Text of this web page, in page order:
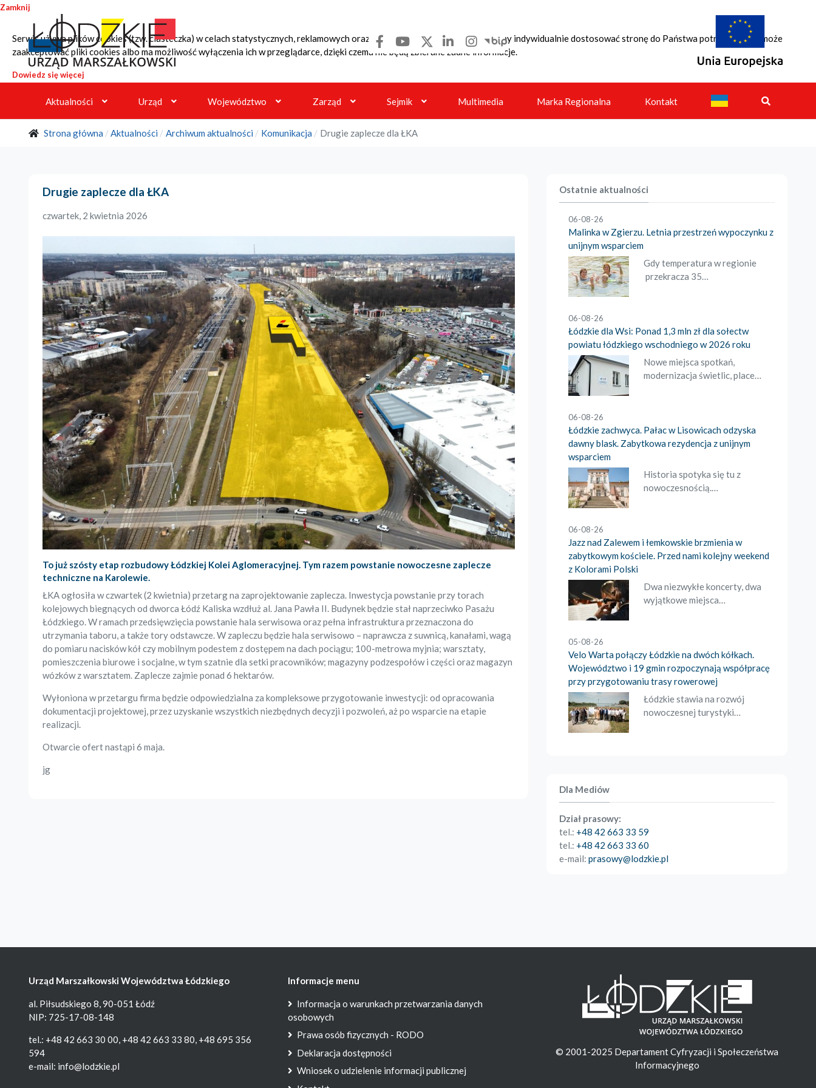
Zamknij
Serwis używa plików cookies (tzw. ciasteczka) w celach statystycznych, reklamowych oraz funkcjonalnych. Dzięki nim możemy indywidualnie dostosować stronę do Państwa potrzeb. Każdy może
zaakceptować pliki cookies albo ma możliwość wyłączenia ich w przeglądarce, dzięki czemu nie będą zbierane żadne informacje.
Dowiedz się więcej
Przejdź do treści
Przejdź do menu głównego
Przejdź do wyszukiwarki
lodzkie.pl
Strona główna
Aktualności Urząd Województwo Zarząd Sejmik Multimedia Marka Regionalna Kontakt
Strona główna Aktualności Archiwum aktualności Komunikacja Drugie zaplecze dla ŁKA
Drugie zaplecze dla ŁKA
czwartek, 2 kwietnia 2026
To już szósty etap rozbudowy Łódzkiej Kolei Aglomeracyjnej. Tym razem powstanie nowoczesne zaplecze
techniczne na Karolewie.
ŁKA ogłosiła w czwartek (2 kwietnia) przetarg na zaprojektowanie zaplecza. Inwestycja powstanie przy torach
kolejowych biegnących od dworca Łódź Kaliska wzdłuż al. Jana Pawła II. Budynek będzie stał naprzeciwko Pasażu
Łódzkiego. W ramach przedsięwzięcia powstanie hala serwisowa oraz pełna infrastruktura przeznaczona do
utrzymania taboru, a także tory odstawcze. W zapleczu będzie hala serwisowo – naprawcza z suwnicą, kanałami, wagą
do pomiaru nacisków kół czy mobilnym podestem z dostępem na dach pociągu; 100-metrowa myjnia; warsztaty,
pomieszczenia biurowe i socjalne, w tym szatnie dla setki pracowników; magazyny podzespołów i części oraz magazyn
wózków z warsztatem. Zaplecze zajmie ponad 6 hektarów.
Wyłoniona w przetargu firma będzie odpowiedzialna za kompleksowe przygotowanie inwestycji: od opracowania
dokumentacji projektowej, przez uzyskanie wszystkich niezbędnych decyzji i pozwoleń, aż po wsparcie na etapie
realizacji.
Otwarcie ofert nastąpi 6 maja.
jg
Ostatnie aktualności
06-08-26
Malinka w Zgierzu. Letnia przestrzeń wypoczynku z
unijnym wsparciem
Gdy temperatura w regionie
przekracza 35…
06-08-26
Łódzkie dla Wsi: Ponad 1,3 mln zł dla sołectw
powiatu łódzkiego wschodniego w 2026 roku
Nowe miejsca spotkań,
modernizacja świetlic, place…
06-08-26
Łódzkie zachwyca. Pałac w Lisowicach odzyska
dawny blask. Zabytkowa rezydencja z unijnym
wsparciem
Historia spotyka się tu z
nowoczesnością.…
06-08-26
Jazz nad Zalewem i łemkowskie brzmienia w
zabytkowym kościele. Przed nami kolejny weekend
z Kolorami Polski
Dwa niezwykłe koncerty, dwa
wyjątkowe miejsca…
05-08-26
Velo Warta połączy Łódzkie na dwóch kółkach.
Województwo i 19 gmin rozpoczynają współpracę
przy przygotowaniu trasy rowerowej
Łódzkie stawia na rozwój
nowoczesnej turystyki…
Dla Mediów
Dział prasowy:
tel.: +48 42 663 33 59
tel.: +48 42 663 33 60
e-mail:prasowy@lodzkie.pl
Urząd Marszałkowski Województwa Łódzkiego
al. Piłsudskiego 8, 90-051 Łódź
NIP: 725-17-08-148
tel.: +48 42 663 30 00, +48 42 663 33 80, +48 695 356
594
e-mail: info@lodzkie.pl
Informacje menu
Informacja o warunkach przetwarzania danych
osobowych
Prawa osób fizycznych - RODO
Deklaracja dostępności
Wniosek o udzielenie informacji publicznej
© 2001-2025 Departament Cyfryzacji i Społeczeństwa
Informacyjnego